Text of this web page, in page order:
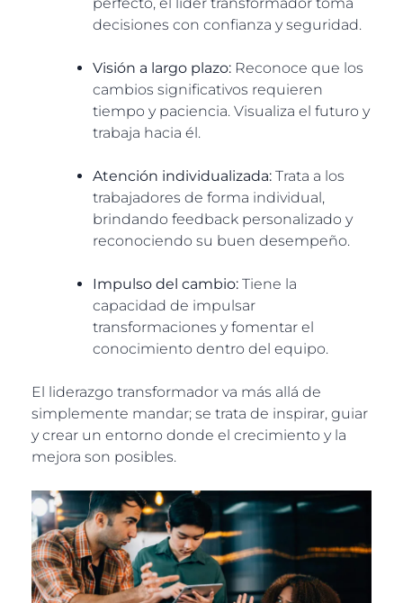
decisiones con confianza y seguridad.
Visión a largo plazo: Reconoce que los
cambios significativos requieren
tiempo y paciencia. Visualiza el futuro y
trabaja hacia él.
Atención individualizada: Trata a los
trabajadores de forma individual,
brindando feedback personalizado y
reconociendo su buen desempeño.
Impulso del cambio: Tiene la
capacidad de impulsar
transformaciones y fomentar el
conocimiento dentro del equipo.
El liderazgo transformador va más allá de
simplemente mandar; se trata de inspirar, guiar
y crear un entorno donde el crecimiento y la
mejora son posibles.